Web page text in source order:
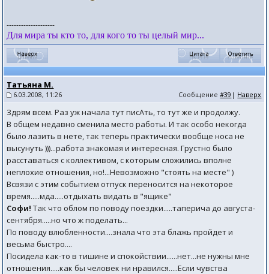
--------------------
Для мира ты кто то, для кого то ты целый мир...
Татьяна М.
6.03.2008, 11:26 Сообщение#39 | Наверх
Здрям всем. Раз уж начала тут писАть, то тут же и продолжу.
В общем недавно сменила место работы. И так особо некогда
было лазить в нете, так теперь практически вообще носа не
высунуть )))...работа знакомая и интересная. Грустно было
расставаться с коллективом, с которым сложились вполне
неплохие отношения, но!...Невозможно "стоять на месте" )
Всвязи с этим событием отпуск переносится на некоторое
время.....мда.....отдыхать видать в "ящике"
Софи! Так что облом по поводу поездки.....таперича до августа-
сентября.....но что ж поделать...
По поводу влюбленности....знала что эта блажь пройдет и
весьма быстро....
Посидела как-то в тишине и спокойствии......нет...не нужны мне
отношения.....как бы человек ни нравился.....Если чувства